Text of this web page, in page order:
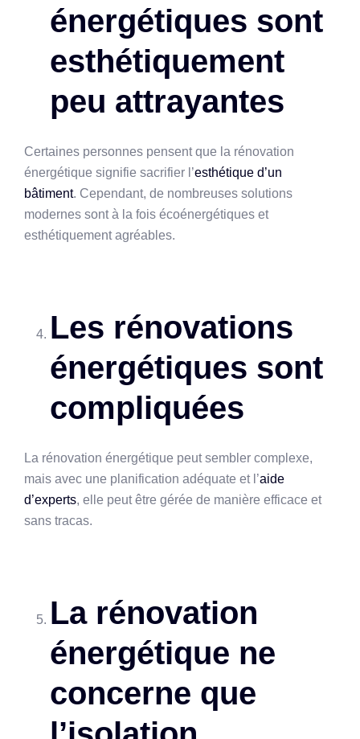
énergétiques sont
esthétiquement
peu attrayantes
Certaines personnes pensent que la rénovation
énergétique signifie sacrifier l’esthétique d’un
bâtiment. Cependant, de nombreuses solutions
modernes sont à la fois écoénergétiques et
esthétiquement agréables.
Les rénovations
énergétiques sont
compliquées
La rénovation énergétique peut sembler complexe,
mais avec une planification adéquate et l’aide
d’experts, elle peut être gérée de manière efficace et
sans tracas.
La rénovation
énergétique ne
concerne que